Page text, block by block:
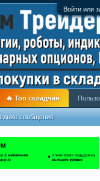
Войти или
сообщения
🔥 Топ складчин